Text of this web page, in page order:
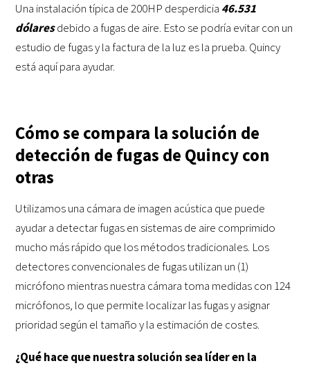
Una instalación típica de 200HP desperdicia 46.531
dólaresdebido a fugas de aire. Esto se podría evitar con un
estudio de fugas y la factura de la luz es la prueba. Quincy
está aquí para ayudar.
Cómo se compara la solución de
detección de fugas de Quincy con
otras
Utilizamos una cámara de imagen acústica que puede
ayudar a detectar fugas en sistemas de aire comprimido
mucho más rápido que los métodos tradicionales. Los
detectores convencionales de fugas utilizan un (1)
micrófono mientras nuestra cámara toma medidas con 124
micrófonos, lo que permite localizar las fugas y asignar
prioridad según el tamaño y la estimación de costes.
¿Qué hace que nuestra solución sea líder en la